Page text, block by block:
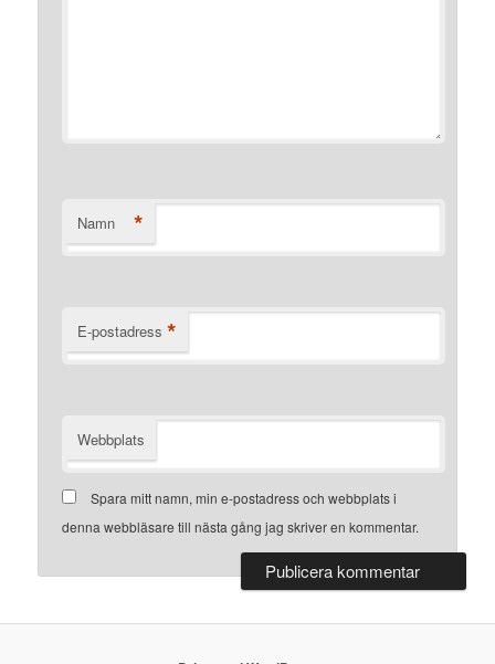
Namn *
E-postadress *
Webbplats
Spara mitt namn, min e-postadress och webbplats i
denna webbläsare till nästa gång jag skriver en kommentar.